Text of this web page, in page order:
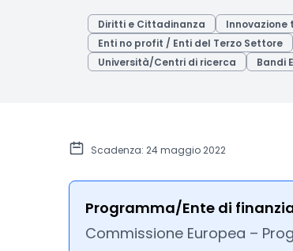
Diritti e Cittadinanza Innovazione
Enti no profit / Enti del Terzo Settore
Università/Centri di ricerca
Bandi
Scadenza: 24 maggio 2022
Programma/Ente di
Commissione Europea –